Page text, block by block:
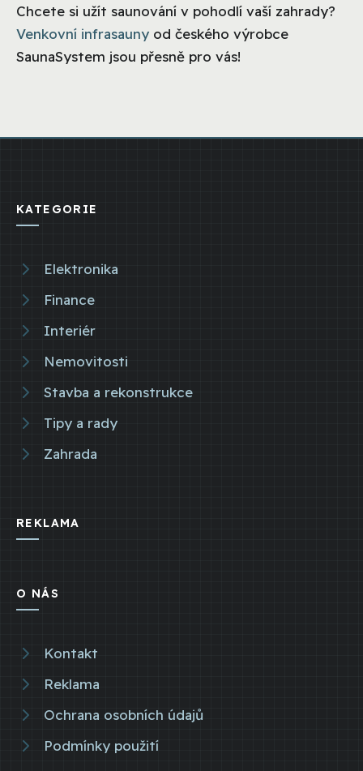
Chcete si užít saunování v pohodlí vaší zahrady?
Venkovní infrasauny od českého výrobce
SaunaSystem jsou přesně pro vás!
KATEGORIE
Elektronika
Finance
Interiér
Nemovitosti
Stavba a rekonstrukce
Tipy a rady
Zahrada
REKLAMA
O NÁS
Kontakt
Reklama
Ochrana osobních údajů
Podmínky použití